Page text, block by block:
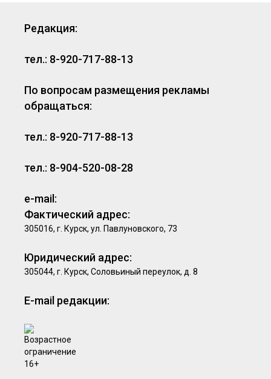
Редакция:
тел.: 8-920-717-88-13
По вопросам размещения рекламы
обращаться:
тел.: 8-920-717-88-13
тел.: 8-904-520-08-28
e-mail:
Фактический адрес:
305016, г. Курск, ул. Павлуновского, 73
Юридический адрес:
305044, г. Курск, Соловьиный переулок, д. 8
E-mail редакции: